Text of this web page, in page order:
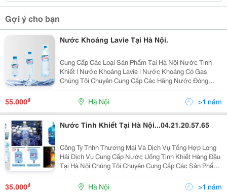
Gợi ý cho bạn
Nước Khoáng Lavie Tại Hà Nội.
Cung Cấp Các Loại Sản Phẩm Tại Hà Nội Nước Tinh
Khiết | Nước Khoáng Lavie | Nước Khoáng Có Gas
Chúng Tôi Chuyên Cung Cấp Các Hãng Nước Đóng
Chai, Thùng, 0,3 - 0,5Ml - 1,5Lit - 5Lit - 19Lit Chúng Tôi
Cung Cấp Đa Dạng Các Sản Phẩm Nước Tin
55.000₫ Hà Nội >1 năm
Nước Tinh Khiết Tại Hà Nội...04.21.20.57.65
Công Ty Tnhh Thương Mại Và Dịch Vụ Tổng Hợp Long
Hải Dịch Vụ Cung Cấp Nước Uống Tinh Khiết Hàng Đầu
Tại Hà Nội Chúng Tôi Chuyên Cung Cấp Các Sản Phẩm
Về Nước Khoáng , Nước Uống Tinh Khiết Đạt Tiêu
Chuẩn Hàng Việt Nam Chất Lượng Cao ( Iso 9001-2
35.000₫ Hà Nội >1 năm